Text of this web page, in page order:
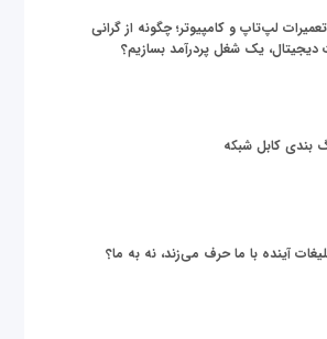
لپ‌تاپ و کامپیوتر؛ چگونه از گرانی
دیجیتال، یک شغل پردرآمد بسازیم؟
بندی کابل شبکه
آینده با ما حرف می‌زند، نه به ما؟